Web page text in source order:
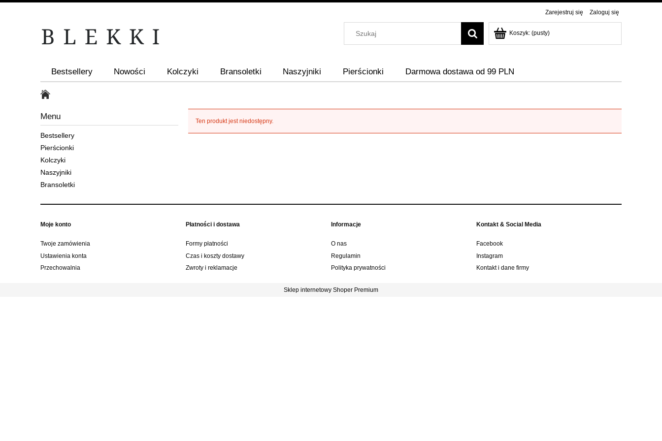
Zarejestruj się Zaloguj się
Koszyk: (pusty)
Bestsellery Nowości Kolczyki Bransoletki Naszyjniki Pierścionki Darmowa dostawa od 99 PLN
Menu
Bestsellery
Pierścionki
Kolczyki
Naszyjniki
Bransoletki
Ten produkt jest niedostępny.
Moje konto
Twoje zamówienia
Ustawienia konta
Przechowalnia
Płatności i dostawa
Formy płatności
Czas i koszty dostawy
Zwroty i reklamacje
Informacje
O nas
Regulamin
Polityka prywatności
Kontakt & Social Media
Facebook
Instagram
Kontakt i dane firmy
Sklep internetowy Shoper Premium